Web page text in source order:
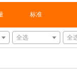
标准
全选 全